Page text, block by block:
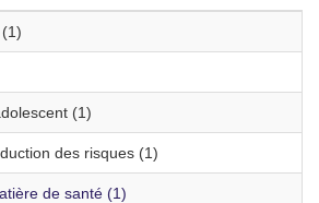
(1)
des risques (1)
de santé (1)